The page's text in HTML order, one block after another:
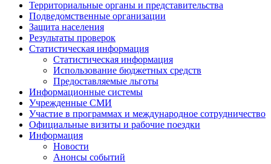
Территориальные органы и представительства
Подведомственные организации
Защита населения
Результаты проверок
Статистическая информация
Статистическая информация
Использование бюджетных средств
Предоставляемые льготы
Информационные системы
Учрежденные СМИ
Участие в программах и международное сотрудничество
Официальные визиты и рабочие поездки
Информация
Новости
Анонсы событий